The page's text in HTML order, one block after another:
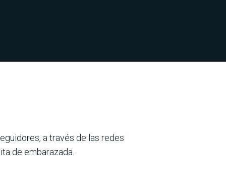
a través de las redes
de embarazada.